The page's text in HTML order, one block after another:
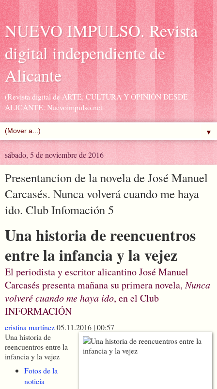
NUEVO IMPULSO. Revista
digital independiente de
Alicante
(Revista digital de ARTE, CULTURA Y OPINIÓN DESDE
ALICANTE. Nuevoimpulso.net
▼
sábado, 5 de noviembre de 2016
Presentancion de la novela de José Manuel
Carcasés. Nunca volverá cuando me haya
ido. Club Infomación 5
Una historia de reencuentros
entre la infancia y la vejez
El periodista y escritor alicantino José Manuel
Carcasés presenta mañana su primera novela,Nunca
volveré cuando me haya ido, en el Club
INFORMACIÓN
cristina martínez05.11.2016 | 00:57
Una historia de
reencuentros entre la
infancia y la vejez
Fotos de la
noticia